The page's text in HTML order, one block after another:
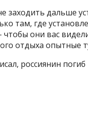
заходить дальше
там, где
чтобы они вас
отдыха опытные
россиянин